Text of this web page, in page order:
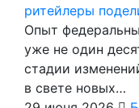
ритейлеры
Опыт
уже не один
стадии
в свете новых…